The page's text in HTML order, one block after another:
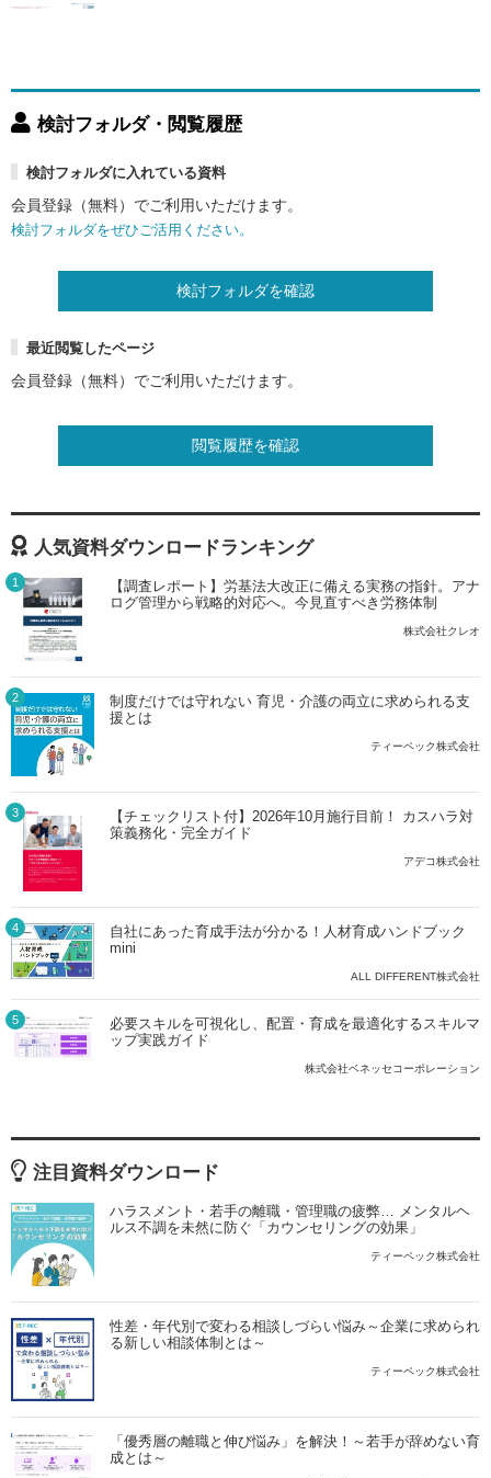
検討フォルダ・閲覧履歴
検討フォルダに入れている資料
会員登録（無料）でご利用いただけます。
検討フォルダをぜひご活用ください。
検討フォルダを確認
最近閲覧したページ
会員登録（無料）でご利用いただけます。
閲覧履歴を確認
人気資料ダウンロードランキング
1
【調査レポート】労基法大改正に備える実務の指針。アナ
ログ管理から戦略的対応へ。今見直すべき労務体制
株式会社クレオ
2
制度だけでは守れない 育児・介護の両立に求められる支
援とは
ティーペック株式会社
3
【チェックリスト付】2026年10月施行目前！ カスハラ対
策義務化・完全ガイド
アデコ株式会社
4
自社にあった育成手法が分かる！人材育成ハンドブック
mini
ALL DIFFERENT株式会社
5
必要スキルを可視化し、配置・育成を最適化するスキルマ
ップ実践ガイド
株式会社ベネッセコーポレーション
注目資料ダウンロード
ハラスメント・若手の離職・管理職の疲弊… メンタルヘ
ルス不調を未然に防ぐ「カウンセリングの効果」
ティーペック株式会社
性差・年代別で変わる相談しづらい悩み～企業に求められ
る新しい相談体制とは～
ティーペック株式会社
「優秀層の離職と伸び悩み」を解決！～若手が辞めない育
成とは～